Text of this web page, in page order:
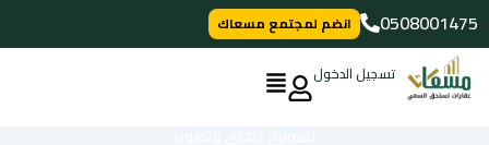
تخطي
إلى
المحتوى
0508001475
انضم لمجتمع مسعاك
تسجيل الدخول